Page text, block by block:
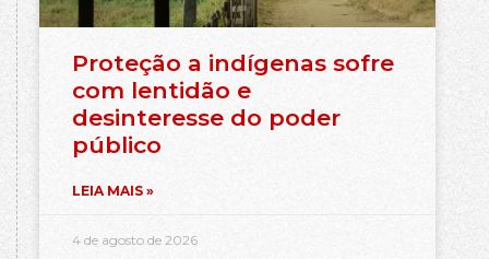
Proteção a indígenas sofre
com lentidão e
desinteresse do poder
público
LEIA MAIS »
4 de agosto de 2026